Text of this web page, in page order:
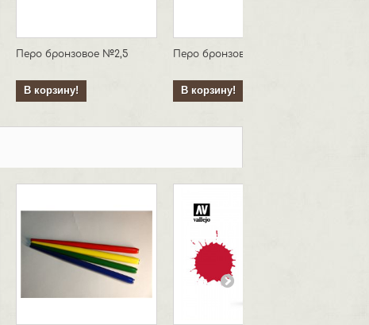
Перо бронзовое №2,5
В корзину!
Перо бронзовое №3,5
В корзину!